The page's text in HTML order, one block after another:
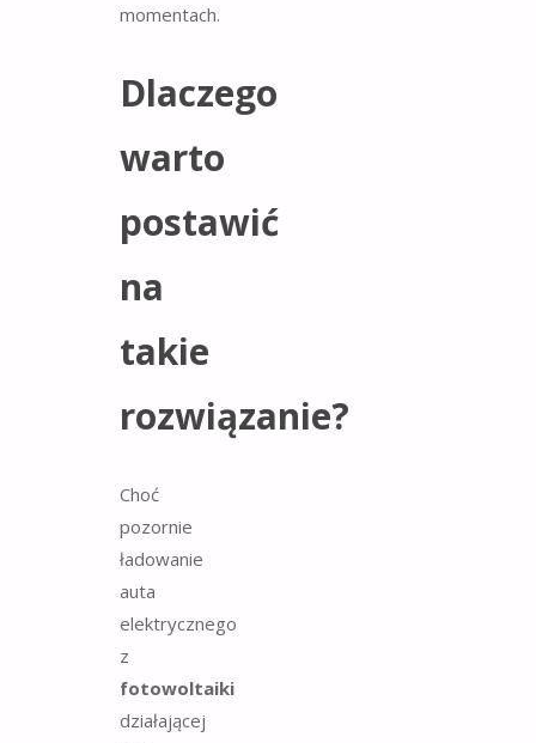
momentach.
Dlaczego
warto
postawić
na
takie
rozwiązanie?
Choć
pozornie
ładowanie
auta
elektrycznego
z
fotowoltaiki
działającej